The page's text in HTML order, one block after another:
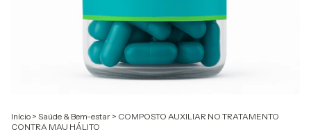
Início > Saúde & Bem-estar > COMPOSTO AUXILIAR NO TRATAMENTO
CONTRA MAU HÁLITO